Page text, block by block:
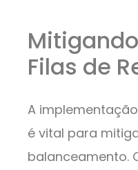
Filas de
A
é vital para
balanceamento.